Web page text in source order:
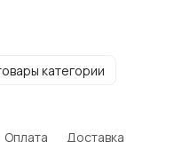
категории
Оплата Доставка